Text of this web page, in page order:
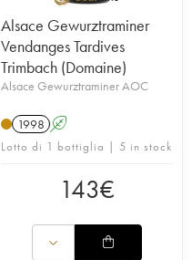
Alsace Gewurztraminer
Vendanges Tardives
Trimbach (Domaine)
Alsace Gewurztraminer AOC
1998 A
Lotto di 1 bottiglia | 5 in stock
143€